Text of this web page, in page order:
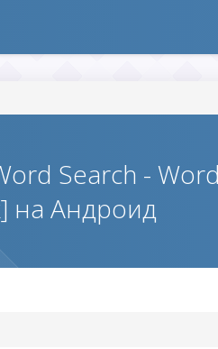
Search -
на Андроид